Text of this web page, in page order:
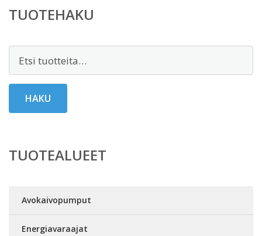
TUOTEHAKU
HAKU
TUOTEALUEET
Avokaivopumput
Energiavaraajat